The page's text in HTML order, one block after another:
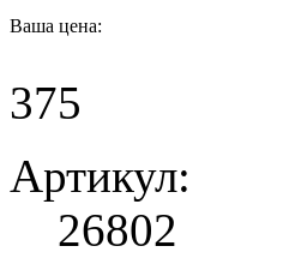
Ваша цена:
375
Артикул:
26802